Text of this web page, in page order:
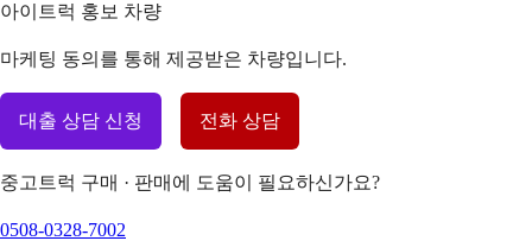
아이트럭 홍보 차량
마케팅 동의를 통해 제공받은 차량입니다.
대출 상담 신청 전화 상담
중고트럭 구매 · 판매에 도움이 필요하신가요?
0508-0328-7002